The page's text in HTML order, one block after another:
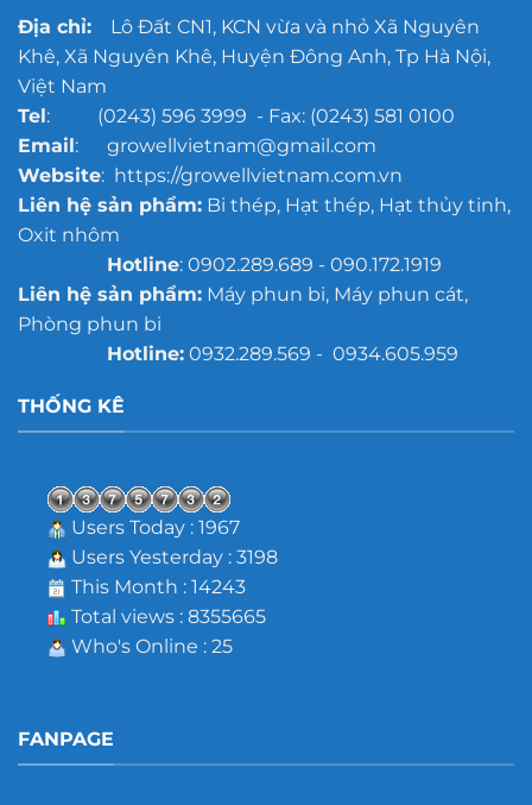
Địa chỉ:Lô Đất CN1, KCN vừa và nhỏ Xã Nguyên
Khê, Xã Nguyên Khê, Huyện Đông Anh, Tp Hà Nội,
Việt Nam
Tel: (0243) 596 3999 - Fax: (0243) 581 0100
Email: growellvietnam@gmail.com
Website: https://growellvietnam.com.vn
Liên hệ sản phẩm:Bi thép, Hạt thép, Hạt thủy tinh,
Oxit nhôm
Hotline: 0902.289.689 - 090.172.1919
Liên hệ sản phẩm:Máy phun bi, Máy phun cát,
Phòng phun bi
Hotline:0932.289.569 - 0934.605.959
THỐNG KÊ
Users Today : 1967
Users Yesterday : 3198
This Month : 14243
Total views : 8355665
Who's Online : 25
FANPAGE